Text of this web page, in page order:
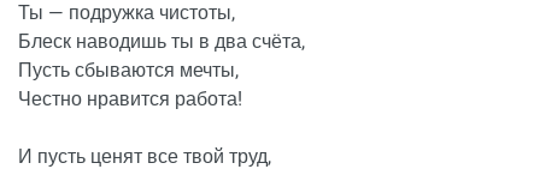
Ты — подружка чистоты,
Блеск наводишь ты в два счёта,
Пусть сбываются мечты,
Честно нравится работа!
И пусть ценят все твой труд,